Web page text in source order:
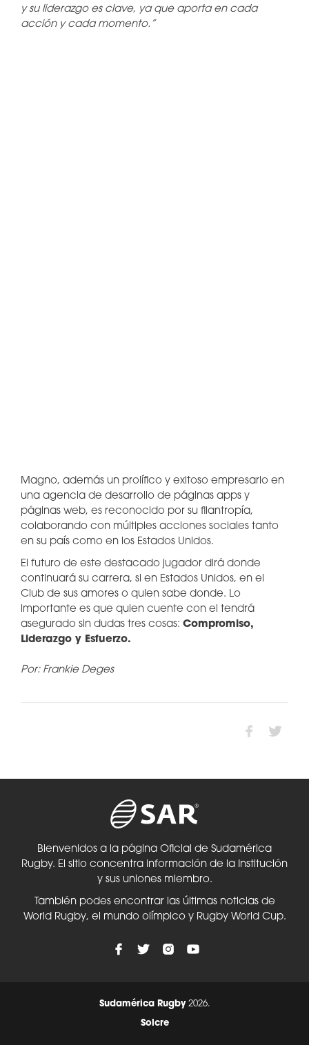
y su liderazgo es clave, ya que aporta en cada
acción y cada momento.”
Magno, además un prolífico y exitoso empresario en
una agencia de desarrollo de páginas apps y
páginas web, es reconocido por su filantropía,
colaborando con múltiples acciones sociales tanto
en su país como en los Estados Unidos.
El futuro de este destacado jugador dirá donde
continuará su carrera, si en Estados Unidos, en el
Club de sus amores o quien sabe donde. Lo
importante es que quien cuente con el tendrá
asegurado sin dudas tres cosas: Compromiso,
Liderazgo y Esfuerzo.
Por: Frankie Deges
Bienvenidos a la página Oficial de Sudamérica
Rugby. El sitio concentra información de la Institución
y sus uniones miembro.
También podes encontrar las últimas noticias de
World Rugby, el mundo olímpico y Rugby World Cup.
Sudamérica Rugby2026.
Solcre